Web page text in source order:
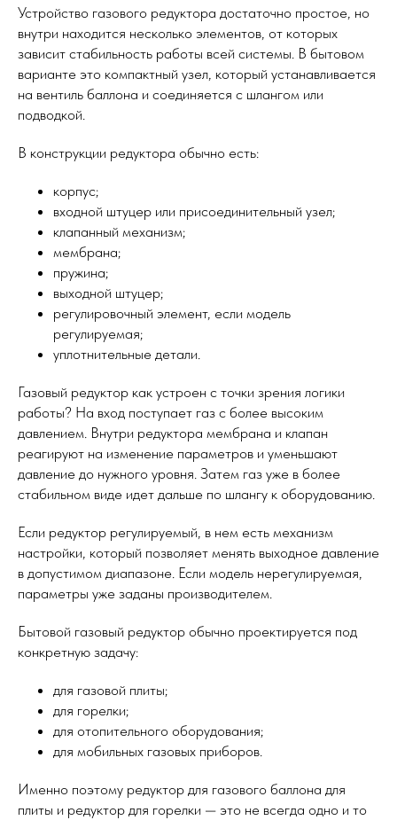
Устройство газового редуктора достаточно простое, но
внутри находится несколько элементов, от которых
зависит стабильность работы всей системы. В бытовом
варианте это компактный узел, который устанавливается
на вентиль баллона и соединяется с шлангом или
подводкой.
В конструкции редуктора обычно есть:
корпус;
входной штуцер или присоединительный узел;
клапанный механизм;
мембрана;
пружина;
выходной штуцер;
регулировочный элемент, если модель
регулируемая;
уплотнительные детали.
Газовый редуктор как устроен с точки зрения логики
работы? На вход поступает газ с более высоким
давлением. Внутри редуктора мембрана и клапан
реагируют на изменение параметров и уменьшают
давление до нужного уровня. Затем газ уже в более
стабильном виде идет дальше по шлангу к оборудованию.
Если редуктор регулируемый, в нем есть механизм
настройки, который позволяет менять выходное давление
в допустимом диапазоне. Если модель нерегулируемая,
параметры уже заданы производителем.
Бытовой газовый редуктор обычно проектируется под
конкретную задачу:
для газовой плиты;
для горелки;
для отопительного оборудования;
для мобильных газовых приборов.
Именно поэтому редуктор для газового баллона для
плиты и редуктор для горелки — это не всегда одно и то